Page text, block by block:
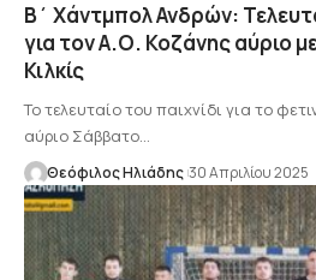
Β΄ Χάντμπολ Ανδρών:
για τον Α.Ο. Κοζάνης αύριο
Κιλκίς
To τελευταίο του παιχνίδι για το
αύριο Σάββατο…
Θεόφιλος Ηλιάδης 30 Απριλίου 2025